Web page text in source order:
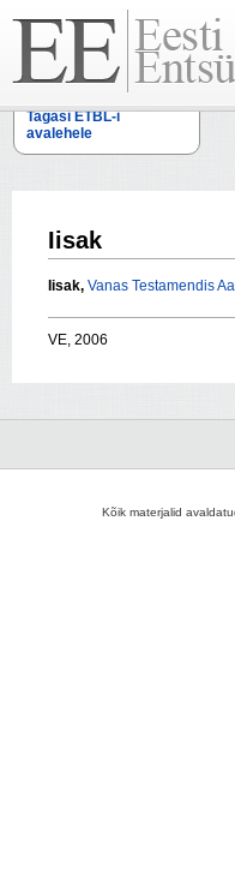
Tagasi ETBL-i
avalehele
Iisak
Iisak, Vanas Testamendis
VE, 2006
Kõik materjalid